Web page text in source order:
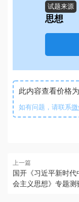
试题来源
思想
此内容查看价格为
如有问题，请联系
上一篇
国开《习近平新时代
会主义思想》专题测